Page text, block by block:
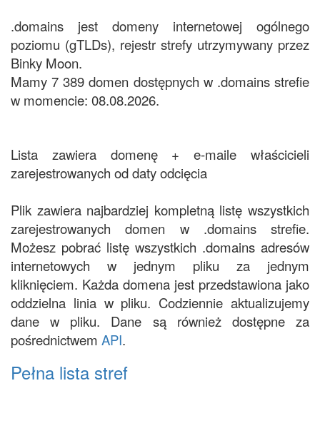
.domains jest domeny internetowej ogólnego
poziomu (gTLDs), rejestr strefy utrzymywany przez
Binky Moon.
Mamy 7 389 domen dostępnych w .domains strefie
w momencie: 08.08.2026.
Lista zawiera domenę + e-maile właścicieli
zarejestrowanych od daty odcięcia
Plik zawiera najbardziej kompletną listę wszystkich
zarejestrowanych domen w .domains strefie.
Możesz pobrać listę wszystkich .domains adresów
internetowych w jednym pliku za jednym
kliknięciem. Każda domena jest przedstawiona jako
oddzielna linia w pliku. Codziennie aktualizujemy
dane w pliku. Dane są również dostępne za
pośrednictwem API.
Pełna lista stref